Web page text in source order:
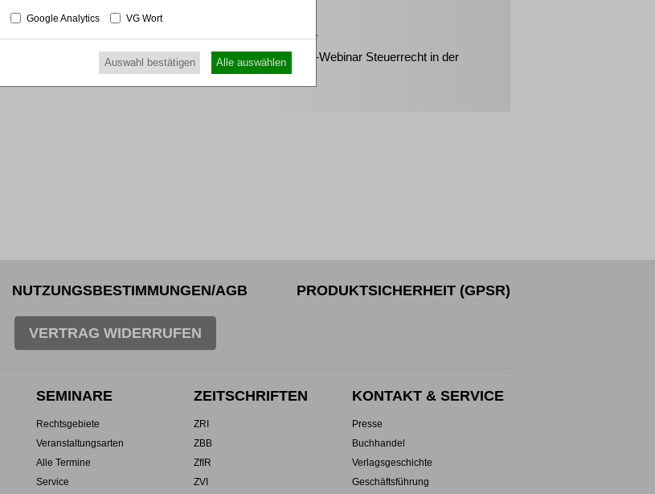
10.03.2027
Mitarbeiter-Webinar Steuerrecht in der
Insolvenz
NUTZUNGSBESTIMMUNGEN/AGB PRODUKTSICHERHEIT (GPSR)
VERTRAG WIDERRUFEN
SEMINARE
Rechtsgebiete
Veranstaltungsarten
Alle Termine
Service
ZEITSCHRIFTEN
ZRI
ZBB
ZfIR
ZVI
KONTAKT & SERVICE
Presse
Buchhandel
Verlagsgeschichte
Geschäftsführung
Google Analytics VG Wort
Auswahl bestätigen Alle auswählen